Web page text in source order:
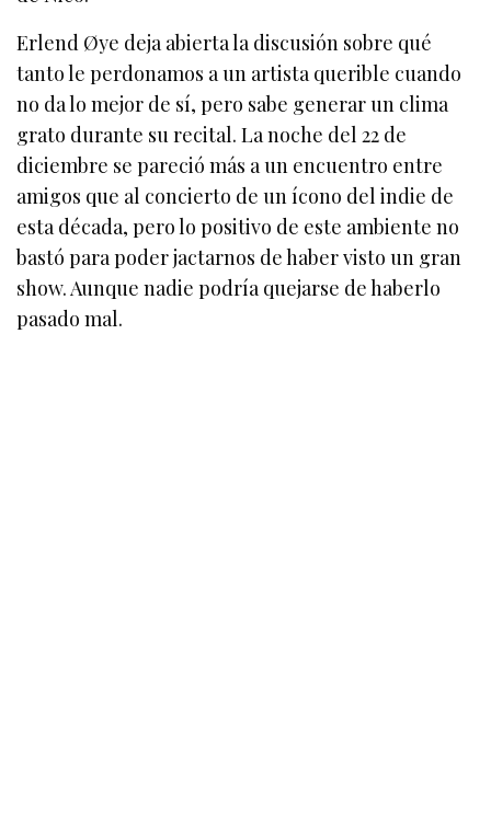
Erlend Øye deja abierta la discusión sobre qué
tanto le perdonamos a un artista querible cuando
no da lo mejor de sí, pero sabe generar un clima
grato durante su recital. La noche del 22 de
diciembre se pareció más a un encuentro entre
amigos que al concierto de un ícono del indie de
esta década, pero lo positivo de este ambiente no
bastó para poder jactarnos de haber visto un gran
show. Aunque nadie podría quejarse de haberlo
pasado mal.